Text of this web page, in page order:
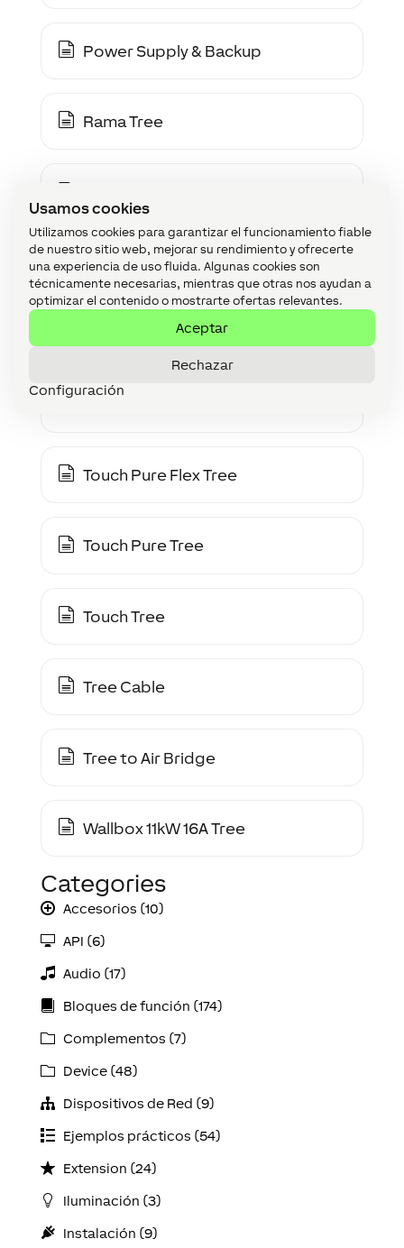
Usamos cookies
Utilizamos cookies para garantizar el funcionamiento fiable
de nuestro sitio web, mejorar su rendimiento y ofrecerte
una experiencia de uso fluida. Algunas cookies son
técnicamente necesarias, mientras que otras nos ayudan a
optimizar el contenido o mostrarte ofertas relevantes.
Aceptar
Rechazar
Configuración
Power Supply & Backup
Rama Tree
Sensor de presencia Tree
Touch Pure Flex Tree
Touch Pure Tree
Touch Tree
Tree Cable
Tree to Air Bridge
Wallbox 11kW 16A Tree
Categories
Accesorios (10)
API (6)
Audio (17)
Bloques de función (174)
Complementos (7)
Device (48)
Dispositivos de Red (9)
Ejemplos prácticos (54)
Extension (24)
Iluminación (3)
Instalación (9)